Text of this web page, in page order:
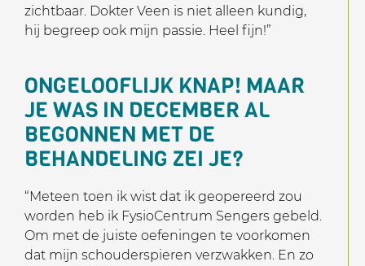
zichtbaar. Dokter Veen is niet alleen kundig,
hij begreep ook mijn passie. Heel fijn!”
ONGELOOFLIJK KNAP! MAAR
JE WAS IN DECEMBER AL
BEGONNEN MET DE
BEHANDELING ZEI JE?
“Meteen toen ik wist dat ik geopereerd zou
worden heb ik FysioCentrum Sengers gebeld.
Om met de juiste oefeningen te voorkomen
dat mijn schouderspieren verzwakken. En zo